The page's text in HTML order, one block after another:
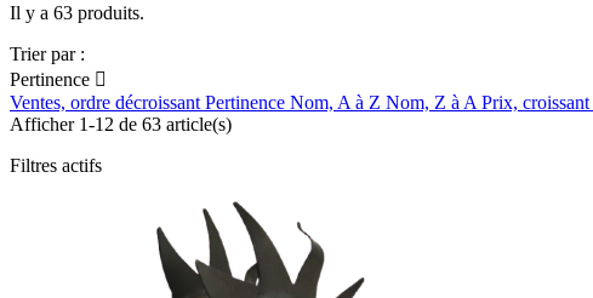
Il y a 63 produits.
Trier par :
Pertinence 
Ventes, ordre décroissant Pertinence Nom, A à Z Nom, Z à A Prix, croissant
Afficher 1-12 de 63 article(s)
Filtres actifs